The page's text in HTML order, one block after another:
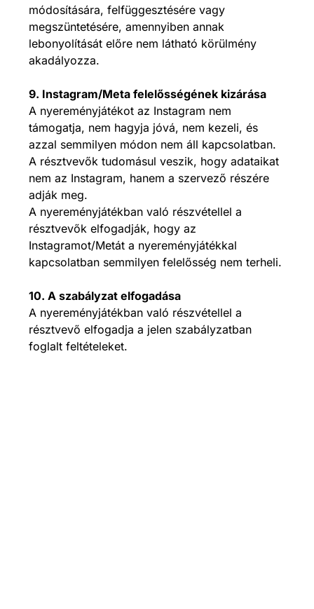
módosítására, felfüggesztésére vagy
megszüntetésére, amennyiben annak
lebonyolítását előre nem látható körülmény
akadályozza.
9. Instagram/Meta felelősségének kizárása
A nyereményjátékot az Instagram nem
támogatja, nem hagyja jóvá, nem kezeli, és
azzal semmilyen módon nem áll kapcsolatban.
A résztvevők tudomásul veszik, hogy adataikat
nem az Instagram, hanem a szervező részére
adják meg.
A nyereményjátékban való részvétellel a
résztvevők elfogadják, hogy az
Instagramot/Metát a nyereményjátékkal
kapcsolatban semmilyen felelősség nem terheli.
10. A szabályzat elfogadása
A nyereményjátékban való részvétellel a
résztvevő elfogadja a jelen szabályzatban
foglalt feltételeket.